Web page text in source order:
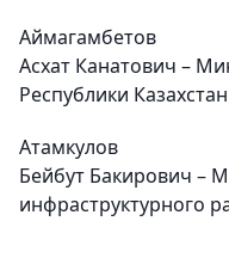
Аймагамбетов
Асхат Канатович –
Республики Казахстан
Атамкулов
Бейбут Бакирович –
инфраструктурного